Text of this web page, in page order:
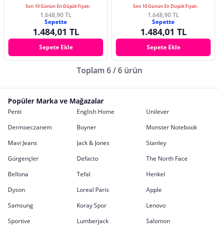
Son 10 Günün En Düşük Fiyatı
1.648,90 TL
Sepette
1.484,01 TL
Sepete Ekle
Son 10 Günün En Düşük Fiyatı
1.648,90 TL
Sepette
1.484,01 TL
Sepete Ekle
Toplam 6 / 6 ürün
Popüler Marka ve Mağazalar
Penti English Home
Unilever
Dermoeczanem
Boyner
Monster Notebook
Mavi Jeans
Jack & Jones
Stanley
Gürgençler
Defacto
The North Face
Bellona
Tefal
Henkel
Dyson
Loreal Paris
Apple
Samsung
Koray Spor
Lenovo
Sportive
Lumberjack Salomon